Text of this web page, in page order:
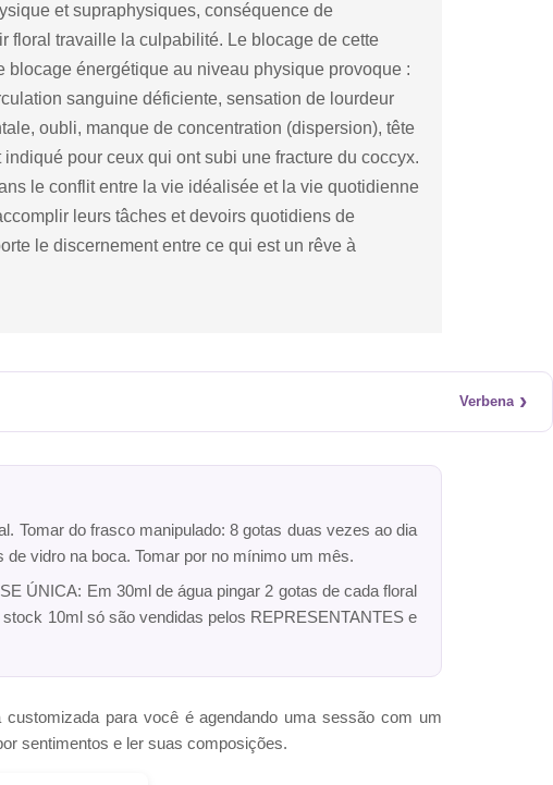
et supraphysiques, conséquence de
floral travaille la culpabilité. Le blocage de cette
énergétique au niveau physique provoque :
sanguine déficiente, sensation de lourdeur
oubli, manque de concentration (dispersion), tête
pour ceux qui ont subi une fracture du coccyx.
le conflit entre la vie idéalisée et la vie quotidienne
leurs tâches et devoirs quotidiens de
le discernement entre ce qui est un rêve à
Verbena ›
Tomar do frasco manipulado: 8 gotas duas vezes ao dia
vidro na boca. Tomar por no mínimo um mês.
ÚNICA: Em 30ml de água pingar 2 gotas de cada floral
10ml só são vendidas pelos REPRESENTANTES e
para você é agendando uma sessão com um
sentimentos e ler suas composições.